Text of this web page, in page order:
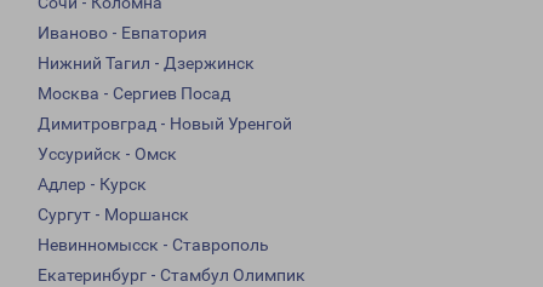
Иваново - Евпатория
Нижний Тагил - Дзержинск
Москва - Сергиев Посад
Димитровград - Новый Уренгой
Уссурийск - Омск
Адлер - Курск
Сургут - Моршанск
Невинномысск - Ставрополь
Екатеринбург - Стамбул Олимпик